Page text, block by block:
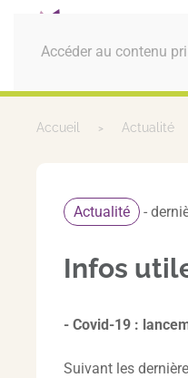
Accéder au contenu
Accueil Actualité
Actualité -
Infos
- Covid-19 :
Suivant les